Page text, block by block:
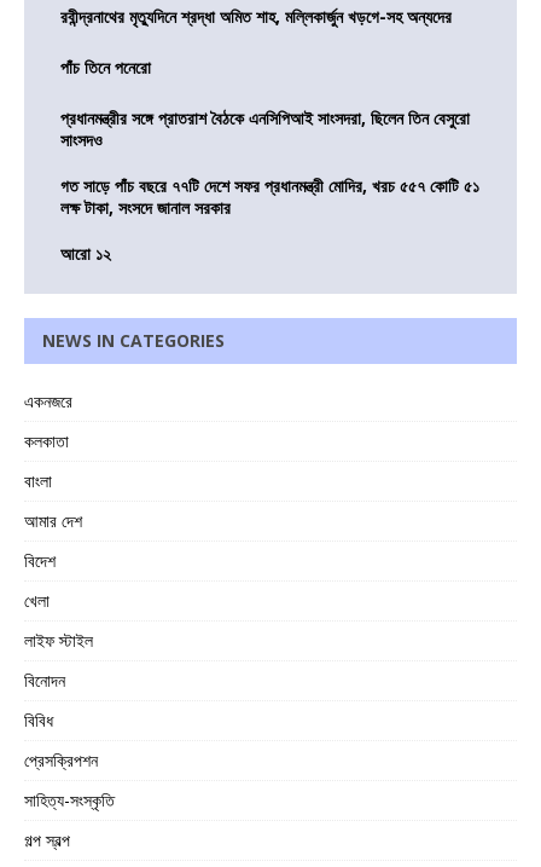
রবীন্দ্রনাথের মৃত্যুদিনে শ্রদ্ধা অমিত শাহ, মল্লিকার্জুন খড়গে-সহ অন্যদের
পাঁচ তিনে পনেরো
প্রধানমন্ত্রীর সঙ্গে প্রাতরাশ বৈঠকে এনসিপিআই সাংসদরা, ছিলেন তিন বেসুরো
সাংসদও
গত সাড়ে পাঁচ বছরে ৭৭টি দেশে সফর প্রধানমন্ত্রী মোদির, খরচ ৫৫৭ কোটি ৫১
লক্ষ টাকা, সংসদে জানাল সরকার
আরো ১২
NEWS IN CATEGORIES
একনজরে
কলকাতা
বাংলা
আমার দেশ
বিদেশ
খেলা
লাইফ স্টাইল
বিনোদন
বিবিধ
প্রেসক্রিপশন
সাহিত্য-সংস্কৃতি
গল্প স্বল্প